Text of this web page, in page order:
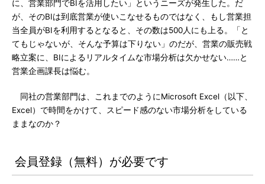
に、営業部門でBIを活用したい」というニーズが発生した。だ
が、そのBIは到底営業が使いこなせるものではなく、もし営業担
当全員がBIを利用するとなると、その数は500人にも上る。「と
てもじゃないが、そんな予算は下りない」のだが、営業の販売戦
略立案に、BIによるリアルタイムな市場分析は欠かせない……と
営業企画課長は悩む。
同社の営業部門は、これまでのようにMicrosoft Excel（以下、
Excel）で時間をかけて、スピード感のない市場分析をしている
ままなのか？
会員登録（無料）が必要です